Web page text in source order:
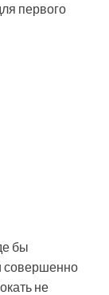
первого
бы
совершенно
не